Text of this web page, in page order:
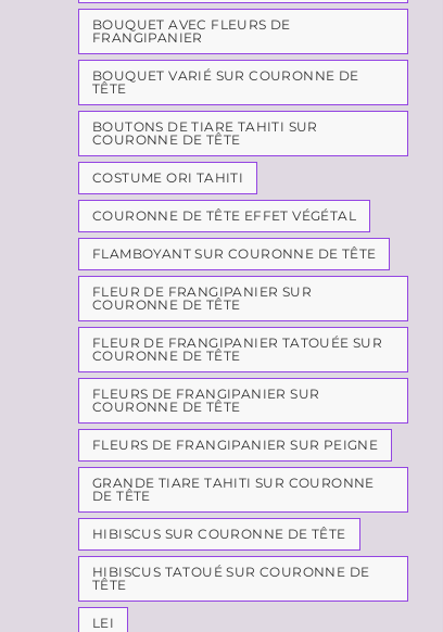
BOUQUET AVEC FLEURS DE
FRANGIPANIER
BOUQUET VARIÉ SUR COURONNE DE
TÊTE
BOUTONS DE TIARE TAHITI SUR
COURONNE DE TÊTE
COSTUME ORI TAHITI
COURONNE DE TÊTE EFFET VÉGÉTAL
FLAMBOYANT SUR COURONNE DE TÊTE
FLEUR DE FRANGIPANIER SUR
COURONNE DE TÊTE
FLEUR DE FRANGIPANIER TATOUÉE SUR
COURONNE DE TÊTE
FLEURS DE FRANGIPANIER SUR
COURONNE DE TÊTE
FLEURS DE FRANGIPANIER SUR PEIGNE
GRANDE TIARE TAHITI SUR COURONNE
DE TÊTE
HIBISCUS SUR COURONNE DE TÊTE
HIBISCUS TATOUÉ SUR COURONNE DE
TÊTE
LEI